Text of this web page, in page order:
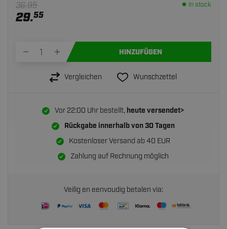
36.95
29.55
In stock
HINZUFÜGEN
Vergleichen Wunschzettel
Vor 22:00 Uhr bestellt, heute versendet>
Rückgabe innerhalb von30 Tagen
Kostenloser Versand ab 40 EUR
Zahlung auf Rechnung möglich
Veilig en eenvoudig betalen via: